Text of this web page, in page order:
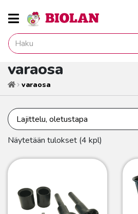
varaosa
Etusivuvaraosa
Näytetään tulokset (4 kpl)